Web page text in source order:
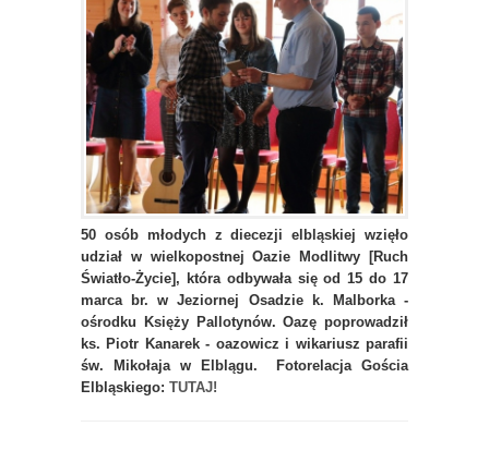
50 osób młodych z diecezji elbląskiej wzięło
udział w wielkopostnej Oazie Modlitwy [Ruch
Światło-Życie], która odbywała się od 15 do 17
marca br. w Jeziornej Osadzie k. Malborka -
ośrodku Księży Pallotynów. Oazę poprowadził
ks. Piotr Kanarek - oazowicz i wikariusz parafii
św. Mikołaja w Elblągu. Fotorelacja Gościa
Elbląskiego: TUTAJ!